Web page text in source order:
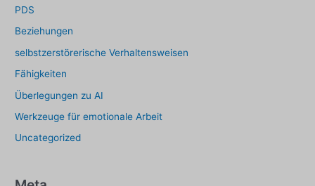
PDS
Beziehungen
selbstzerstörerische Verhaltensweisen
Fähigkeiten
Überlegungen zu AI
Werkzeuge für emotionale Arbeit
Uncategorized